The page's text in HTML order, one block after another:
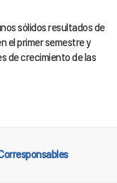
sólidos resultados de
el primer semestre y
de crecimiento de las